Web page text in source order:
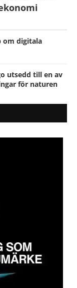
om digitala
utsedd till en av
för naturen